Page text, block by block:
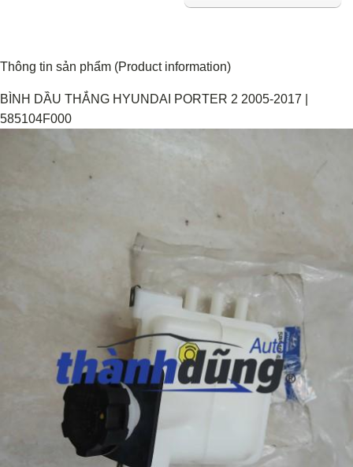
Thông tin sản phẩm (Product information)
BÌNH DẦU THẮNG HYUNDAI PORTER 2 2005-2017 |
585104F000